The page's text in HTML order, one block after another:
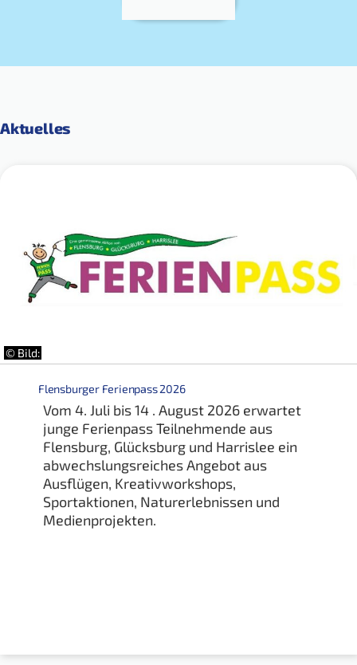
Aktuelles
© Bild:
Flensburger Ferienpass 2026
Vom 4. Juli bis 14 . August 2026 erwartet
junge Ferienpass Teilnehmende aus
Flensburg, Glücksburg und Harrislee ein
abwechslungsreiches Angebot aus
Ausflügen, Kreativworkshops,
Sportaktionen, Naturerlebnissen und
Medienprojekten.